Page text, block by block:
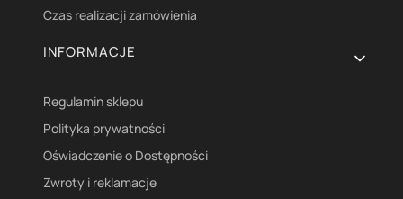
Czas realizacji zamówienia
INFORMACJE
Regulamin sklepu
Polityka prywatności
Oświadczenie o Dostępności
Zwroty i reklamacje